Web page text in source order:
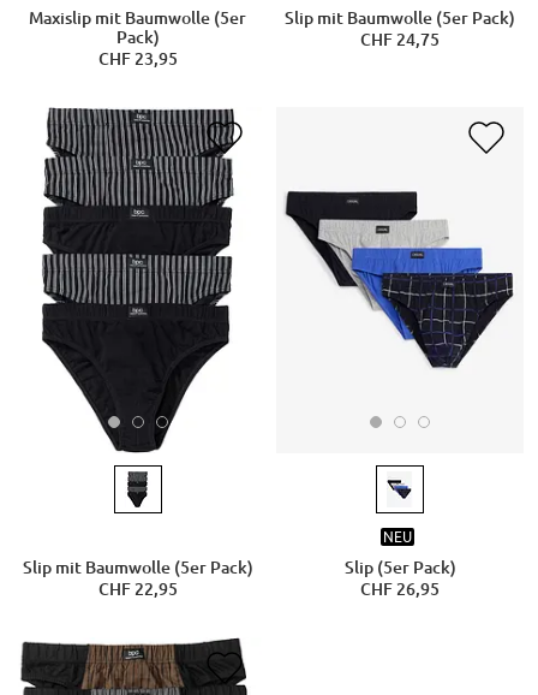
Maxislip mit Baumwolle (5er
Pack)
CHF 23,95
Slip mit Baumwolle (5er Pack)
CHF 24,75
Slip mit Baumwolle (5er Pack)
CHF 22,95
NEU
Slip (5er Pack)
CHF 26,95